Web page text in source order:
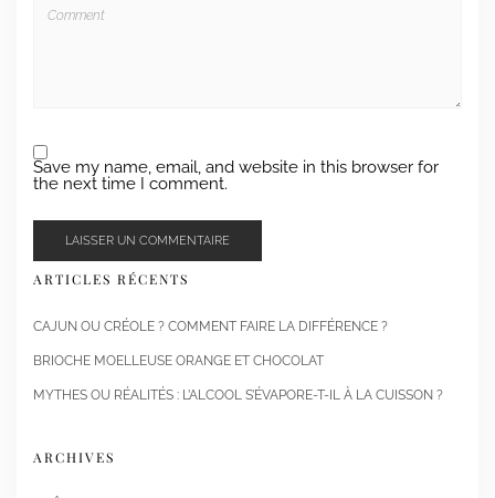
Save my name, email, and website in this browser for
the next time I comment.
ARTICLES RÉCENTS
CAJUN OU CRÉOLE ? COMMENT FAIRE LA DIFFÉRENCE ?
BRIOCHE MOELLEUSE ORANGE ET CHOCOLAT
MYTHES OU RÉALITÉS : L’ALCOOL S’ÉVAPORE-T-IL À LA CUISSON ?
ARCHIVES